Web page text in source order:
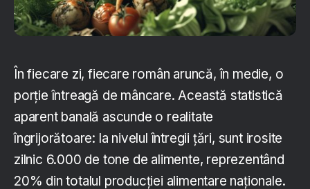
În fiecare zi, fiecare român aruncă, în medie, o
porție întreagă de mâncare. Această statistică
aparent banală ascunde o realitate
îngrijorătoare: la nivelul întregii țări, sunt irosite
zilnic 6.000 de tone de alimente, reprezentând
20% din totalul producției alimentare naționale.